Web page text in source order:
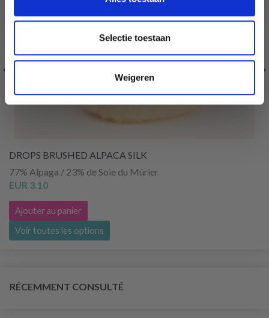
Selectie toestaan
Weigeren
DROPS BRUSHED ALPACA SILK
77% Alpaga / 23% de Soie du Mûrier
EUR 3.10
Ajouter au panier
Voir toutes les options
RÉCEMMENT CONSULTÉ